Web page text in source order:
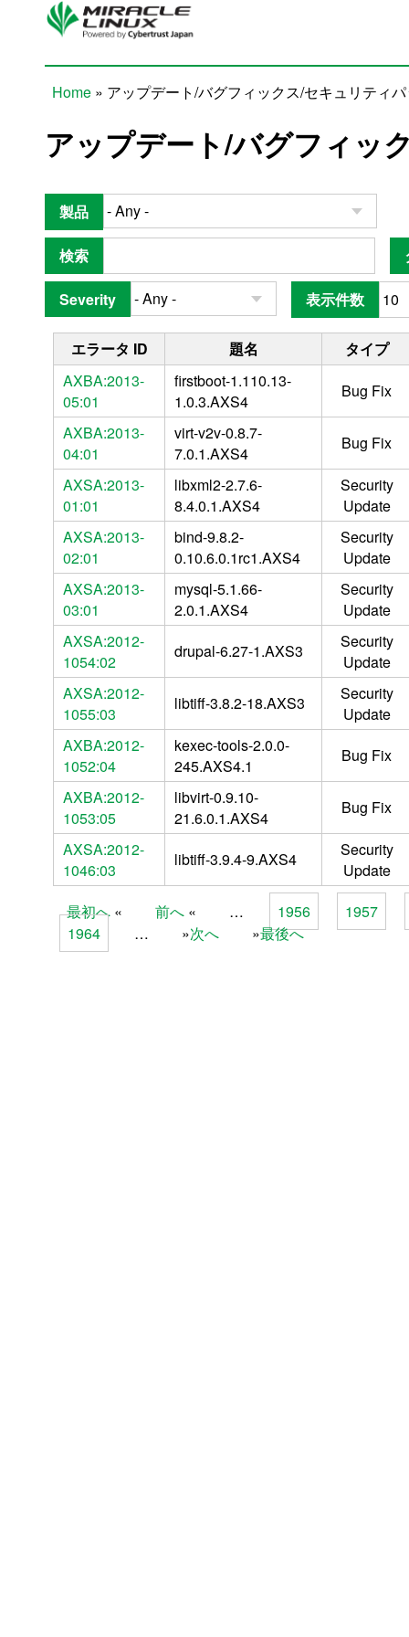
Skip to main content
Home » アップデート/バグフィックス/セキュリティ
アップデート/バグフィッ
製品
検索
Severity 表示件数
エラータ ID 題名
タイプ
AXBA:2013-
05:01
firstboot-1.110.13-
1.0.3.AXS4
Bug Fix
AXBA:2013-
04:01
virt-v2v-0.8.7-
7.0.1.AXS4
Bug Fix
AXSA:2013-
01:01
libxml2-2.7.6-
8.4.0.1.AXS4
Security
Update
AXSA:2013-
02:01
bind-9.8.2-
0.10.6.0.1rc1.AXS4
Security
Update
AXSA:2013-
03:01
mysql-5.1.66-
2.0.1.AXS4
Security
Update
AXSA:2012-
1054:02
drupal-6.27-1.AXS3
Security
Update
AXSA:2012-
1055:03
libtiff-3.8.2-18.AXS3
Security
Update
AXBA:2012-
1052:04
kexec-tools-2.0.0-
245.AXS4.1
Bug Fix
AXBA:2012-
1053:05
libvirt-0.9.10-
21.6.0.1.AXS4
Bug Fix
AXSA:2012-
1046:03
libtiff-3.9.4-9.AXS4
Security
Update
Pages
最初へ 前へ … 1956
1957
1964
… 次へ 最後へ